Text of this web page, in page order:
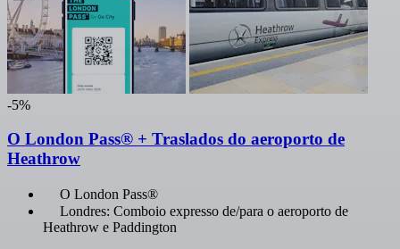
-5%
O London Pass® + Traslados do aeroporto de
Heathrow
O London Pass®
Londres: Comboio expresso de/para o aeroporto de
Heathrow e Paddington